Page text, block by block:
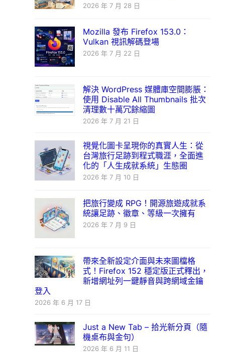
2026 年 7 月 28 日
Mozilla 發布 Firefox 153.0：
Vulkan 視訊解碼登場
2026 年 7 月 22 日
解決 WordPress 媒體庫空間膨脹：
使用 Disable All Thumbnails 批次
清理數十萬冗餘縮圖
2026 年 7 月 21 日
視覺化圖卡呈現你的真實人生：從
台灣旅行足跡到程式職涯，全面進
化的「人生成就系統」生態圈
2026 年 7 月 10 日
把旅行變成 RPG！開源旅遊成就系
統讓足跡、徽章、等級一次擁有
2026 年 7 月 9 日
帶來全新設定介面與未來圖檔格
式！Firefox 152 穩定版正式釋出，
新增網址列一鍵靜音與跨網域金鑰
登入
2026 年 6 月 17 日
Just a New Tab – 拾光新分頁（隨
機桌布與金句）
2026 年 6 月 11 日